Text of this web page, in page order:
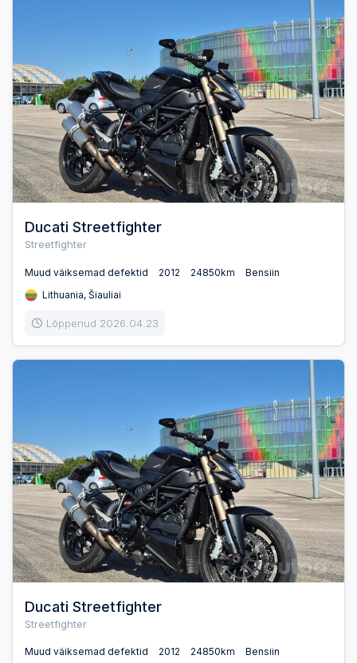
Ducati Streetfighter
Streetfighter
Muud väiksemad defektid 2012 24850km
Bensiin
Lithuania, Šiauliai
Lõppenud 2026.04.23
Ducati Streetfighter
Streetfighter
Muud väiksemad defektid 2012 24850km Bensiin